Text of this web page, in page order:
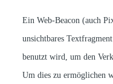
Ein Web-Beacon (auch
unsichtbares
benutzt wird, um den
Um dies zu ermöglichen